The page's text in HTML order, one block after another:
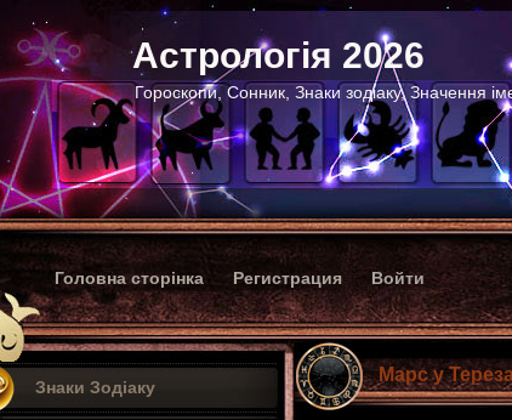
Астрологія 2026
Гороскопи, Сонник, Знаки зодіаку, Значення
Головна сторінка Регистрация Войти
Знаки Зодіаку
Марс у